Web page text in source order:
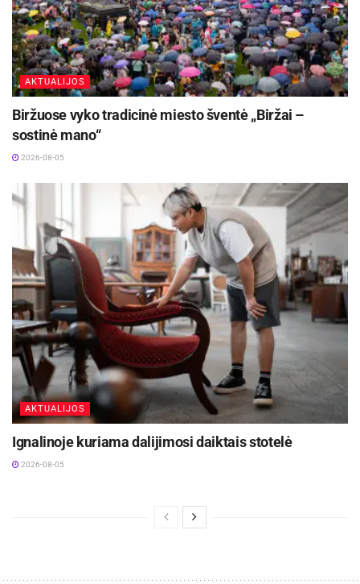
AKTUALIJOS
Biržuose vyko tradicinė miesto šventė „Biržai –
sostinė mano“
2026-08-05
AKTUALIJOS
Ignalinoje kuriama dalijimosi daiktais stotelė
2026-08-05